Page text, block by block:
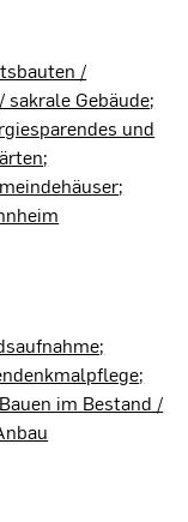
/
sakrale Gebäude
und
Bauen im Bestand /